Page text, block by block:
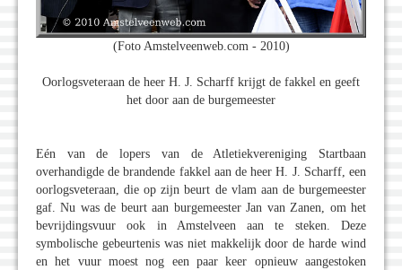
(Foto Amstelveenweb.com - 2010)
Oorlogsveteraan de heer H. J. Scharff krijgt de fakkel en geeft
het door aan de burgemeester
Eén van de lopers van de Atletiekvereniging Startbaan
overhandigde de brandende fakkel aan de heer H. J. Scharff, een
oorlogsveteraan, die op zijn beurt de vlam aan de burgemeester
gaf. Nu was de beurt aan burgemeester Jan van Zanen, om het
bevrijdingsvuur ook in Amstelveen aan te steken. Deze
symbolische gebeurtenis was niet makkelijk door de harde wind
en het vuur moest nog een paar keer opnieuw aangestoken